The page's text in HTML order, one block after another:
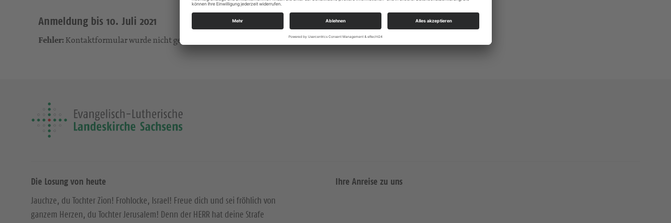
Kosten: 10,00 €
Anmeldung bis 10. Juli 2021
Fehler: Kontaktformular wurde nicht gefunden.
Die Losung von heute
Jauchze, du Tochter Zion! Frohlocke, Israel! Freue dich und sei fröhlich von
ganzem Herzen, du Tochter Jerusalem! Denn der HERR hat deine Strafe
Ihre Anreise zu uns